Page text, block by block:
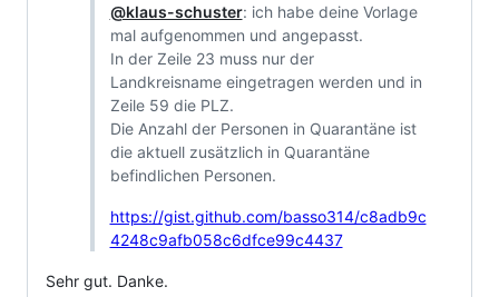
@klaus-schuster: ich habe deine Vorlage
mal aufgenommen und angepasst.
In der Zeile 23 muss nur der
Landkreisname eingetragen werden und in
Zeile 59 die PLZ.
Die Anzahl der Personen in Quarantäne ist
die aktuell zusätzlich in Quarantäne
befindlichen Personen.
https://gist.github.com/basso314/c8adb9c
4248c9afb058c6dfce99c4437
Sehr gut. Danke.